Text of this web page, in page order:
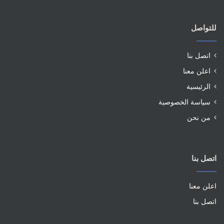
للتواصل
اتصل بنا
اعلن معنا
الرئيسية
سياسة الخصوصية
من نحن
اتصل بنا
اعلن معنا
اتصل بنا